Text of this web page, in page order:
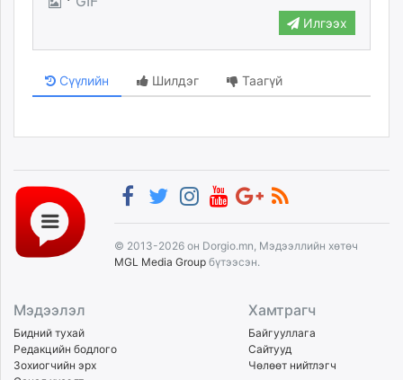
Илгээх
Сүүлийн Шилдэг Таагүй
© 2013-2026 он Dorgio.mn, Мэдээллийн хөтөч
MGL Media Group бүтээсэн.
Мэдээлэл
Бидний тухай
Редакцийн бодлого
Зохиогчийн эрх
Хамтрагч
Байгууллага
Сайтууд
Чөлөөт нийтлэгч